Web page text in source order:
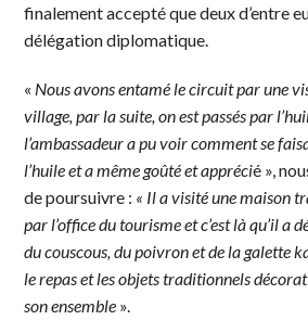
finalement accepté que deux d’entre
délégation diplomatique.
« Nous avons entamé le circuit par une
village, par la suite, on est passés par
l’ambassadeur a pu voir comment se
l’huile et a même goûté et apprécié »,
de poursuivre : « Il a visité une maison
par l’office du tourisme et c’est là qu’il a
du couscous, du poivron et de la galette
le repas et les objets traditionnels
son ensemble ».